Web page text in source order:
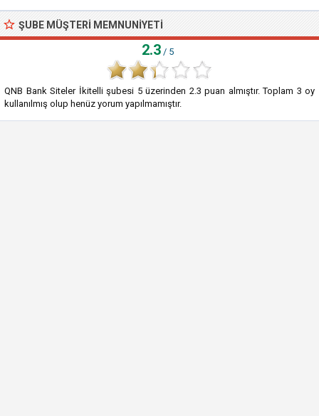
ŞUBE MÜŞTERI MEMNUNIYETI
2.3 / 5
QNB Bank Siteler İkitelli şubesi 5üzerinden 2.3 puan almıştır. Toplam 3 oy
kullanılmış olup henüz yorum yapılmamıştır.